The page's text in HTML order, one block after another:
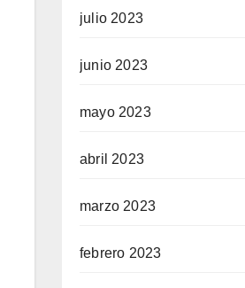
julio 2023
junio 2023
mayo 2023
abril 2023
marzo 2023
febrero 2023